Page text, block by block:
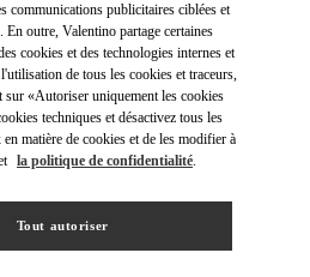
DÉCOUVRIR PLUS
communications publicitaires ciblées et
outre, Valentino partage certaines
cookies et des technologies internes et
de tous les cookies et traceurs,
sur «Autoriser uniquement les cookies
techniques et désactivez tous les
matière de cookies et de les modifier à
la politique de confidentialité.
Tout autoriser